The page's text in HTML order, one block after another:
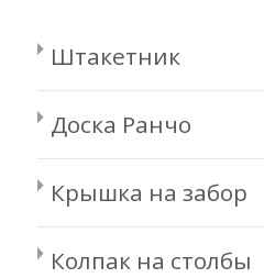
Штакетник
Доска Ранчо
Крышка на забор
Колпак на столбы